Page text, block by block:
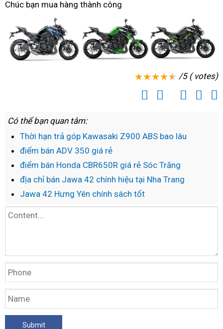
chính
320
tr
Chúc bạn mua hàng thành công
/5 ( votes)
Có thể bạn quan tâm:
Thời hạn trả góp Kawasaki Z900 ABS bao lâu
điểm bán ADV 350 giá rẻ
điểm bán Honda CBR650R giá rẻ Sóc Trăng
địa chỉ bán Jawa 42 chính hiệu tại Nha Trang
Jawa 42 Hưng Yên chính sách tốt